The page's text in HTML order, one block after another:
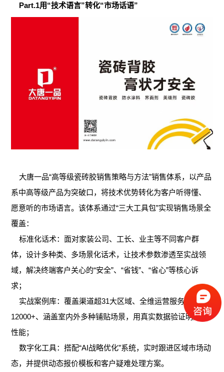
Part.1用“技术语言”转化“市场话语”
大唐一品“高等级瓷砖胶销售策略与方法”销售体系，以产品
系中高等级产品为突破口，将技术优势转化为客户听得懂、
愿意听的市场语言。该体系通过“三大工具包”实现销售场景全
覆盖：
标准化话术：面对家装公司、工长、业主等不同客户群
体，设计多种类、多场景化话术，让技术参数渗透至实战领
域，解决终端客户关心的“安全”、“省钱”、“省心”等核心诉
求；
实战案例库：覆盖渠道超31大区域、全维运营服务门店超
12000+、涵盖室内外多种铺贴场景，用真实数据验证明产品
性能；
数字化工具：搭配“AI战略优化”系统，实时跟进区域市场动
态，并提供动态报价模板和客户疑难处理方案。